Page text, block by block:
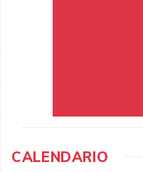
CALENDARIO